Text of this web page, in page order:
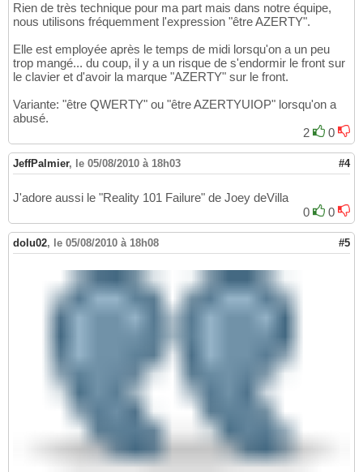
Rien de très technique pour ma part mais dans notre équipe,
nous utilisons fréquemment l'expression "être AZERTY".
Elle est employée après le temps de midi lorsqu'on a un peu
trop mangé... du coup, il y a un risque de s'endormir le front sur
le clavier et d'avoir la marque "AZERTY" sur le front.
Variante: "être QWERTY" ou "être AZERTYUIOP" lorsqu'on a
abusé.
2
0
JeffPalmier, le 05/08/2010 à 18h03 #4
J'adore aussi le "Reality 101 Failure" de Joey deVilla
0
0
dolu02, le 05/08/2010 à 18h08 #5